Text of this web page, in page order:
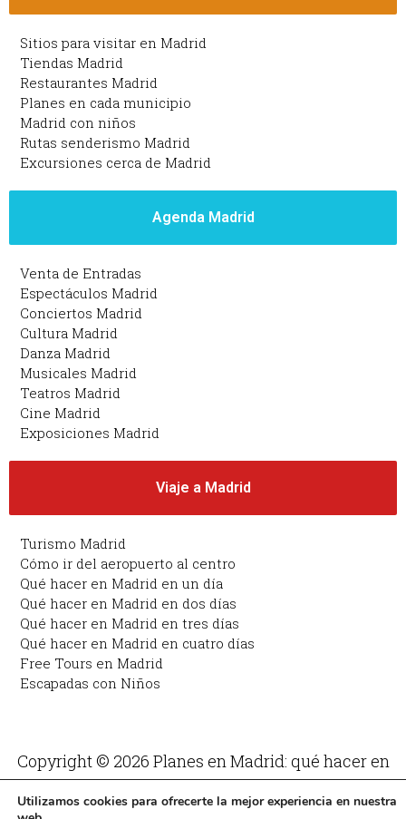
Sitios para visitar en Madrid
Tiendas Madrid
Restaurantes Madrid
Planes en cada municipio
Madrid con niños
Rutas senderismo Madrid
Excursiones cerca de Madrid
Agenda Madrid
Venta de Entradas
Espectáculos Madrid
Conciertos Madrid
Cultura Madrid
Danza Madrid
Musicales Madrid
Teatros Madrid
Cine Madrid
Exposiciones Madrid
Viaje a Madrid
Turismo Madrid
Cómo ir del aeropuerto al centro
Qué hacer en Madrid en un día
Qué hacer en Madrid en dos días
Qué hacer en Madrid en tres días
Qué hacer en Madrid en cuatro días
Free Tours en Madrid
Escapadas con Niños
Copyright © 2026 Planes en Madrid: qué hacer en
Madrid | Funciona con Planes en Madrid: qué hacer
en Madrid
Utilizamos cookies para ofrecerte la mejor experiencia en nuestra